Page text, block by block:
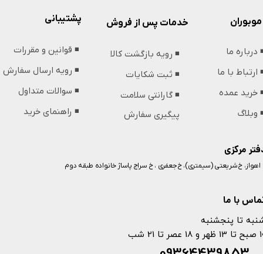
مرکزی
با ما
اهواز، خ شریعتی (سیمتری)، خ جعفری ، خ سراج پاساژ خانواده طبقه دوم
تا پنجشنبه
تا 21 شب
پشتیبانی
◾️ قوانین و مقررات
◾️ رویه ارسال سفارش
◾️ سوالات متداول
◾️ راهنمای خرید
موبوران
درباره ما
ارتباط با ما
خرید عمده
وبلاگ
خدمات پس از فروش
◾️ رویه بازگشت کالا
◾️ ثبت شکایات
◾️ گارانتی سلامت
پیگیری سفارش